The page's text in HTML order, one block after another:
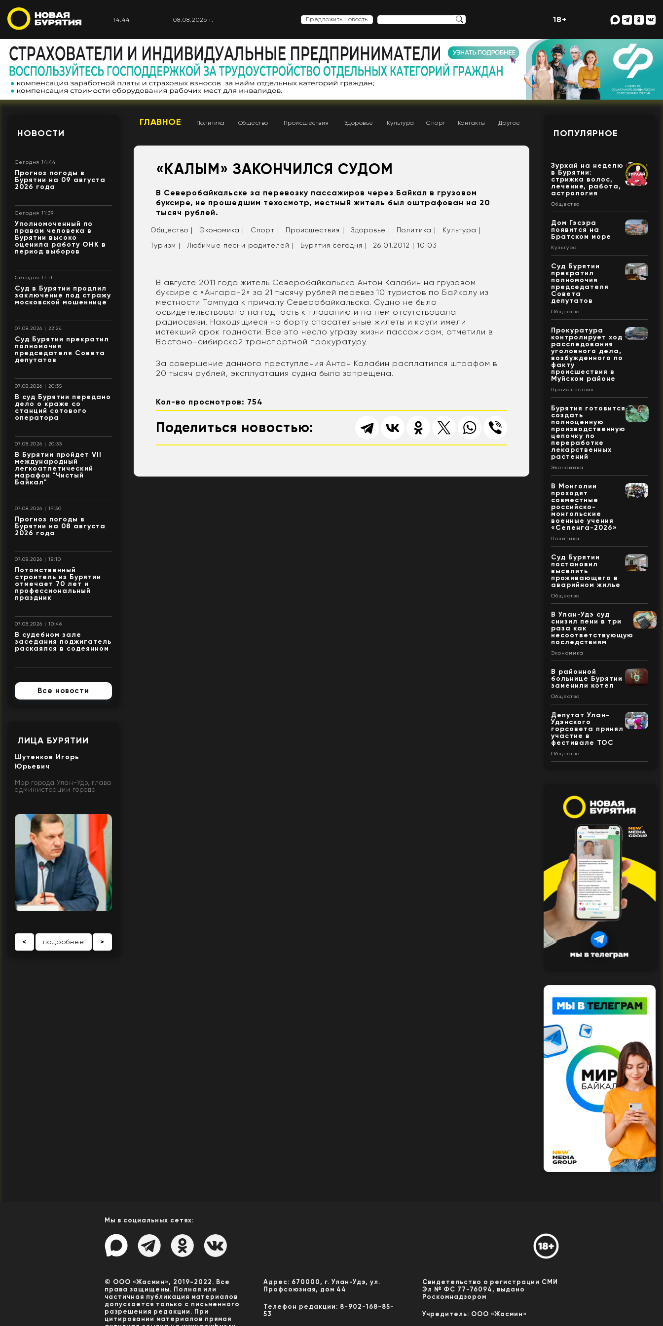
14:44 08.08.2026 г. Предложить новость 18+
НОВОСТИ
Сегодня 14:44
Прогноз погоды в
Бурятии на 09 августа
2026 года
Сегодня 11:39
Уполномоченный по
правам человека в
Бурятии высоко
оценила работу ОНК в
период выборов
Сегодня 11:11
Суд в Бурятии продлил
заключение под стражу
московской мошеннице
07.08.2026 | 22:24
Суд Бурятии прекратил
полномочия
председателя Совета
депутатов
07.08.2026 | 20:35
В суд Бурятии передано
дело о краже со
станций сотового
оператора
07.08.2026 | 20:33
В Бурятии пройдет VII
международный
легкоатлетический
марафон "Чистый
Байкал"
07.08.2026 | 19:30
Прогноз погоды в
Бурятии на 08 августа
2026 года
07.08.2026 | 18:10
Потомственный
строитель из Бурятии
отмечает 70 лет и
профессиональный
праздник
07.08.2026 | 10:46
В судебном зале
заседания поджигатель
раскаялся в содеянном
Все новости
ЛИЦА БУРЯТИИ
Шутенков Игорь
Юрьевич
Мэр города Улан-Удэ, глава
администрации города
< подробнее >
ГЛАВНОЕ Политика Общество Происшествия Здоровье Культура Спорт Контакты Другое
«КАЛЫМ» ЗАКОНЧИЛСЯ СУДОМ
В Северобайкальске за перевозку пассажиров через Байкал в грузовом
буксире, не прошедшим техосмотр, местный житель был оштрафован на 20
тысяч рублей.
Общество | Экономика | Спорт | Происшествия | Здоровье | Политика |
Культура |
Туризм |
Любимые песни родителей | Бурятия сегодня | 26.01.2012 | 10:03
В августе 2011 года житель Северобайкальска Антон Калабин на грузовом
буксире с «Ангара-2» за 21 тысячу рублей перевез 10 туристов по Байкалу из
местности Томпуда к причалу Северобайкальска. Судно не было
освидетельствовано на годность к плаванию и на нем отсутствовала
радиосвязи. Находящиеся на борту спасательные жилеты и круги имели
истекший срок годности. Все это несло угразу жизни пассажирам, отметили в
Востоно-сибирской транспортной прокуратуру.
За совершение данного преступления Антон Калабин расплатился штрафом в
20 тысяч рублей, эксплуатация судна была запрещена.
Кол-во просмотров: 754
Поделиться новостью:
ПОПУЛЯРНОЕ
Зурхай на неделю
в Бурятии:
стрижка волос,
лечение, работа,
астрология
Общество
Дом Гэсэра
появится на
Братском море
Культура
Суд Бурятии
прекратил
полномочия
председателя
Совета
депутатов
Общество
Прокуратура
контролирует ход
расследования
уголовного дела,
возбужденного по
факту
происшествия в
Муйском районе
Происшествия
Бурятия готовится
создать
полноценную
производственную
цепочку по
переработке
лекарственных
растений
Экономика
В Монголии
проходят
совместные
российско-
монгольские
военные учения
«Селенга-2026»
Политика
Суд Бурятии
постановил
выселить
проживающего в
аварийном жилье
Общество
В Улан-Удэ суд
снизил пени в три
раза как
несоответствующую
последствиям
Экономика
В районной
больнице Бурятии
заменили котел
Общество
Депутат Улан-
Удэнского
горсовета принял
участие в
фестивале ТОС
Общество
Мы в социальных сетях:
© ООО «Жасмин», 2019-2022. Все
права защищены. Полная или
частичная публикация материалов
допускается только с письменного
разрешения редакции. При
цитировании материалов прямая
Адрес: 670000, г. Улан-Удэ, ул.
Профсоюзная, дом 44
Телефон редакции: 8-902-168-85-
53
Свидетельство о регистрации СМИ
Эл № ФС 77-76094, выдано
Роскомнадзором
Учредитель: ООО «Жасмин»